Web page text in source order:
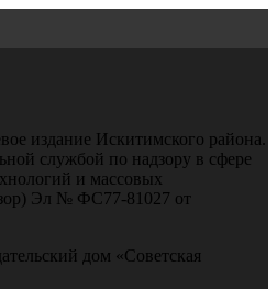
издание Искитимского района.
службой по надзору в сфере
и массовых
Эл № ФС77-81027 от
дом «Советская